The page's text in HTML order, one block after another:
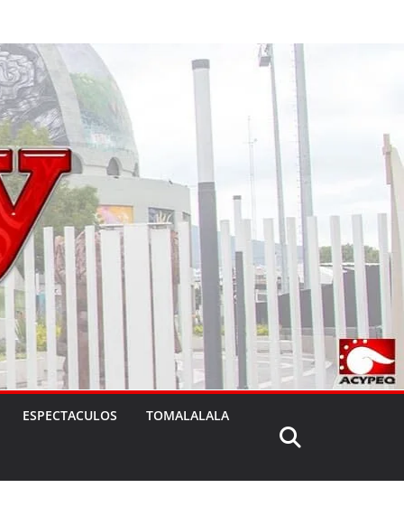
ESPECTACULOS TOMALALALA